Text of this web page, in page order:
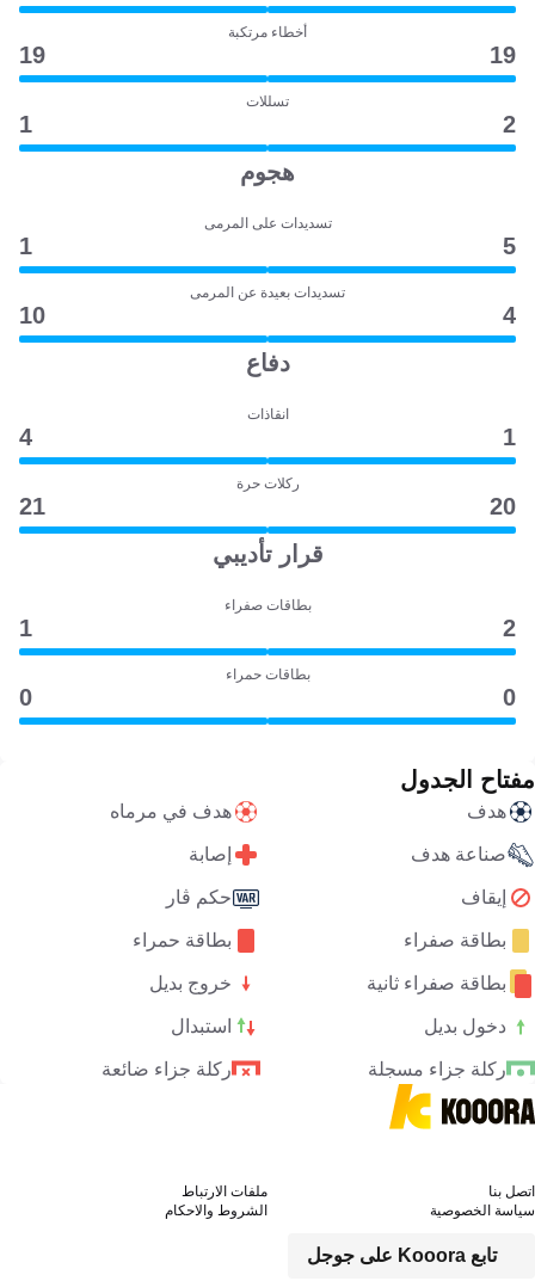
أخطاء مرتكبة
19
19
تسللات
2
1
هجوم
تسديدات على المرمى
5
1
تسديدات بعيدة عن المرمى
4
10
دفاع
انقاذات
1
4
ركلات حرة
20
21
قرار تأديبي
بطاقات صفراء
2
1
بطاقات حمراء
0
0
مفتاح الجدول
هدف هدف في مرماه
صناعة هدف إصابة
إيقاف حكم ڤار
بطاقة صفراء بطاقة حمراء
بطاقة صفراء ثانية خروج بديل
دخول بديل استبدال
ركلة جزاء مسجلة ركلة جزاء ضائعة
تابع Kooora على جوجل
اتصل بنا
ملفات الارتباط
سياسة الخصوصية
الشروط والاحكام